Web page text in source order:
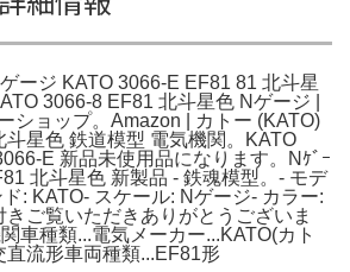
ージ KATO 3066-E EF81 81 北斗星
3066-8 EF81 北斗星色 Nゲージ |
ショップ。Amazon | カトー (KATO)
斗星色 鉄道模型 電気機関。KATO
E 新品未使用品になります。Nｹﾞｰ
北斗星色 新製品 - 鉄魂模型。- モデ
: KATO- スケール: Nゲージ- カラー:
ご覧いただきありがとうございま
車種類...電気メーカー...KATO(カト
直流形車両種類...EF81形